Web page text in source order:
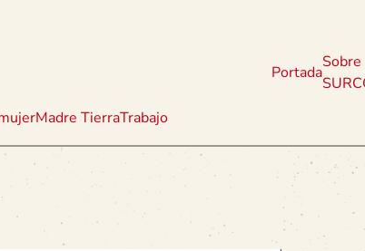
Madre TierraTrabajo
Portada
Sobre